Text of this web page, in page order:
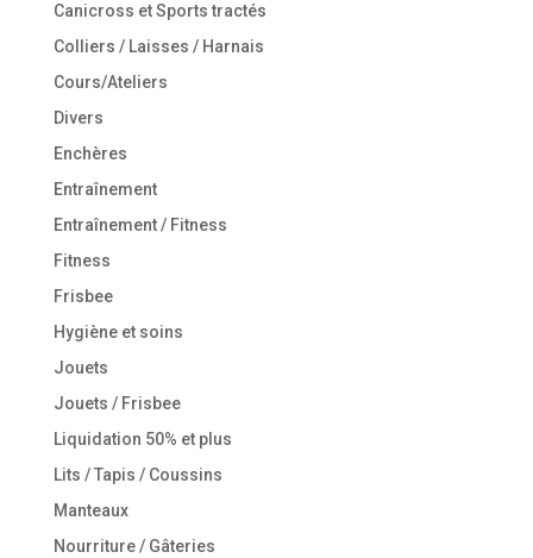
Canicross et Sports tractés
Colliers / Laisses / Harnais
Cours/Ateliers
Divers
Enchères
Entraînement
Entraînement / Fitness
Fitness
Frisbee
Hygiène et soins
Jouets
Jouets / Frisbee
Liquidation 50% et plus
Lits / Tapis / Coussins
Manteaux
Nourriture / Gâteries